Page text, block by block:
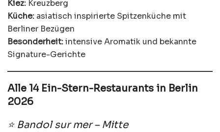
Kiez: Kreuzberg
Küche: asiatisch inspirierte Spitzenküche mit
Berliner Bezügen
Besonderheit:intensive Aromatik und bekannte
Signature-Gerichte
Alle 14 Ein-Stern-Restaurants in Berlin
2026
⭐ Bandol sur mer – Mitte